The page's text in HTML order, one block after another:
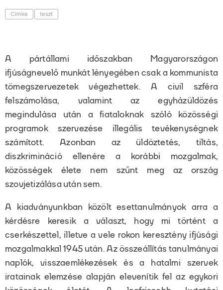
Címke teszt
A pártállami időszakban Magyarországon
ifjúságnevelő munkát lényegében csak a kommunista
tömegszervezetek végezhettek. A civil szféra
felszámolása, valamint az egyházüldözés
megindulása után a fiataloknak szóló közösségi
programok szervezése illegális tevékenységnek
számított. Azonban az üldöztetés, tiltás,
diszkrimináció ellenére a korábbi mozgalmak,
közösségek élete nem szűnt meg az ország
szovjetizálása után sem.
A kiadványunkban közölt esettanulmányok arra a
kérdésre keresik a választ, hogy mi történt a
cserkészettel, illetve a vele rokon keresztény ifjúsági
mozgalmakkal 1945 után. Az összeállítás tanulmányai
naplók, visszaemlékezések és a hatalmi szervek
iratainak elemzése alapján elevenítik fel az egykori